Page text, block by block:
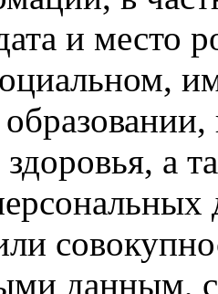
и место
здоровья, а
данным,